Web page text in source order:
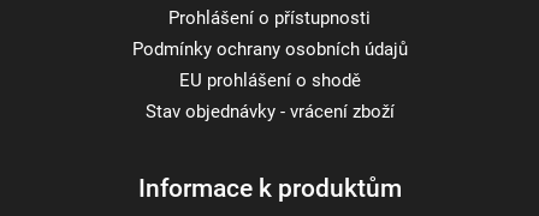
Prohlášení o přístupnosti
Podmínky ochrany osobních údajů
EU prohlášení o shodě
Stav objednávky - vrácení zboží
Informace k produktům